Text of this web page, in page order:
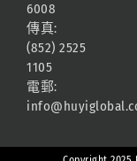
6008
傳真:
(852) 2525
1105
電郵: